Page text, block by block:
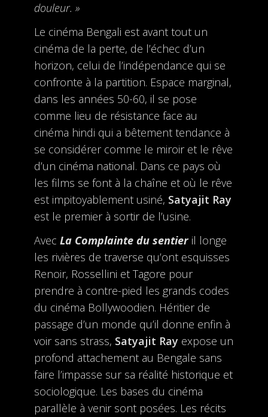
douleur. »
Le cinéma Bengali est avant tout un
cinéma de la perte, de l’échec d’un
horizon, celui de l’indépendance qui se
confronte à la partition. Espace marginal,
dans les années 50-60, il se pose
comme lieu de résistance face au
cinéma hindi qui a bêtement tendance à
se considérer comme le miroir et le rêve
d’un cinéma national. Dans ce pays où
les films se font à la chaîne et où le rêve
est impitoyablement usiné, Satyajit Ray
est le premier à sortir de l’usine.
Avec La Complainte du sentieril longe
les rivières de traverse qu’ont esquisses
Renoir, Rossellini et Tagore pour
prendre à contre-pied les grands codes
du cinéma Bollywoodien. Héritier de
passage d’un monde qu’il donne enfin à
voir sans strass, Satyajit Ray expose un
profond attachement au Bengale sans
faire l’impasse sur sa réalité historique et
sociologique. Les bases du cinéma
parallèle à venir sont posées. Les récits